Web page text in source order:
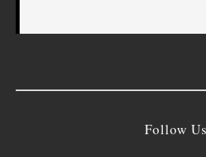
Follow Us